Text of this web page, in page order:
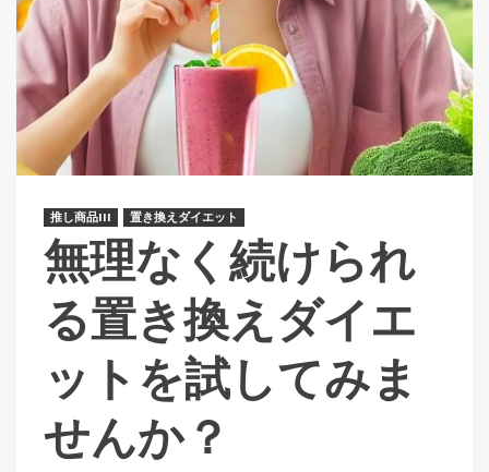
推し商品III 置き換えダイエット
無理なく続けられ
る置き換えダイエ
ットを試してみま
せんか？